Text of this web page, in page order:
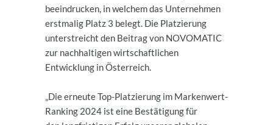
beeindrucken, in welchem das Unternehmen
erstmalig Platz 3 belegt. Die Platzierung
unterstreicht den Beitrag von NOVOMATIC
zur nachhaltigen wirtschaftlichen
Entwicklung in Österreich.
„Die erneute Top-Platzierung im Markenwert-
Ranking 2024 ist eine Bestätigung für